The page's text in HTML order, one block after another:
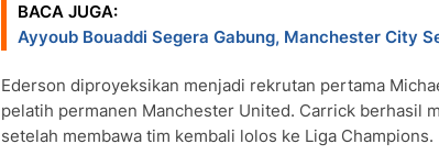
BACA JUGA:
Ayyoub Bouaddi Segera Gabung, Manchester City
Ederson diproyeksikan menjadi rekrutan pertama
pelatih permanen Manchester United. Carrick berhasil
setelah membawa tim kembali lolos ke Liga Champions.